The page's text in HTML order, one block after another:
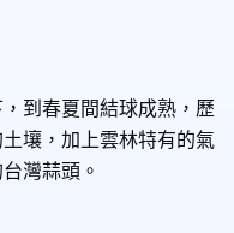
到春夏間結球成熟，歷
壤，加上雲林特有的氣
灣蒜頭。